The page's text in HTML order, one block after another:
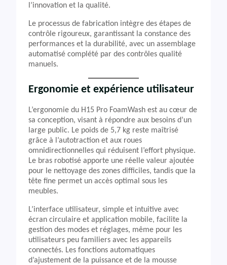
l’innovation et la qualité.
Le processus de fabrication intègre des étapes de
contrôle rigoureux, garantissant la constance des
performances et la durabilité, avec un assemblage
automatisé complété par des contrôles qualité
manuels.
Ergonomie et expérience utilisateur
L’ergonomie du H15 Pro FoamWash est au cœur de
sa conception, visant à répondre aux besoins d’un
large public. Le poids de 5,7 kg reste maîtrisé
grâce à l’autotraction et aux roues
omnidirectionnelles qui réduisent l’effort physique.
Le bras robotisé apporte une réelle valeur ajoutée
pour le nettoyage des zones difficiles, tandis que la
tête fine permet un accès optimal sous les
meubles.
L’interface utilisateur, simple et intuitive avec
écran circulaire et application mobile, facilite la
gestion des modes et réglages, même pour les
utilisateurs peu familiers avec les appareils
connectés. Les fonctions automatiques
d’ajustement de la puissance et de la mousse